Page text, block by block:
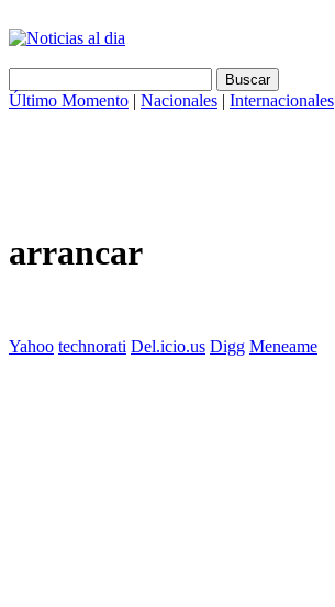
Último Momento | Nacionales | Internacionales
arrancar
Yahoo technorati Del.icio.us Digg Meneame